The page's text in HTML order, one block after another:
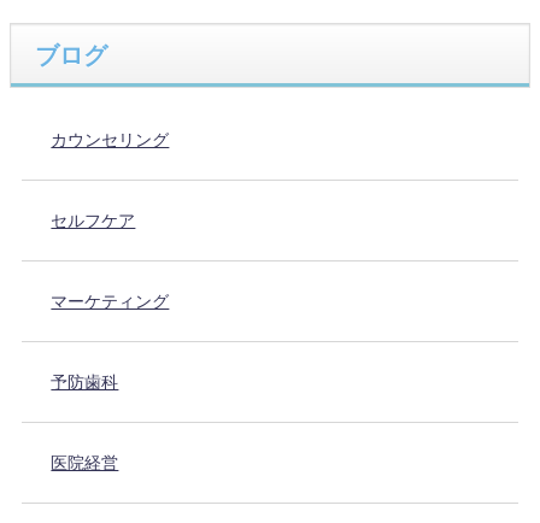
ブログ
カウンセリング
セルフケア
マーケティング
予防歯科
医院経営